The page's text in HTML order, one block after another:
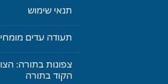
תנאי שימוש
תעודה עדים
צפונות בתורה:
הקוד בתורה